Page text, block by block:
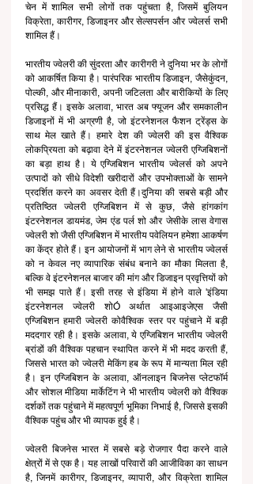
चेन में शामिल सभी लोगों तक पहुंचता है, जिसमें बुलियन
विक्रेता, कारीगर, डिजाइनर और सेल्सपर्सन और ज्वेलर्स सभी
शामिल हैं।
भारतीय ज्वेलरी की सुंदरता और कारीगरी ने दुनिया भर के लोगों
को आकर्षित किया है। पारंपरिक भारतीय डिजाइन, जैसेकुंदन,
पोल्की, और मीनाकारी, अपनी जटिलता और बारीकियों के लिए
प्रसिद्ध हैं। इसके अलावा, भारत अब फ्यूजन और समकालीन
डिजाइनों में भी अग्रणी है, जो इंटरनेशनल फैशन ट्रेंड्स के
साथ मेल खाते हैं। हमारे देश की ज्वेलरी की इस वैश्विक
लोकप्रियता को बढ़ावा देने में इंटरनेशनल ज्वेलरी एग्जिबिशनों
का बड़ा हाथ है। ये एग्जिबिशन भारतीय ज्वेलर्स को अपने
उत्पादों को सीधे विदेशी खरीदारों और उपभोक्ताओं के सामने
प्रदर्शित करने का अवसर देती हैं।दुनिया की सबसे बड़ी और
प्रतिष्ठित ज्वेलरी एग्जिबिशन में से कुछ, जैसे हांगकांग
इंटरनेशनल डायमंड, जेम एंड पर्ल शो और जेसीके लास वेगास
ज्वेलरी शो जैसी एग्जिबिशन में भारतीय पवेलियन हमेशा आकर्षण
का केंद्र होते हैं। इन आयोजनों में भाग लेने से भारतीय ज्वेलर्स
को न केवल नए व्यापारिक संबंध बनाने का मौका मिलता है,
बल्कि वे इंटरनेशनल बाजार की मांग और डिजाइन प्रवृत्तियों को
भी समझ पाते हैं। इसी तरह से इंडिया में होने वाले 'इंडिया
इंटरनेशनल ज्वेलरी शोÓ अर्थात आइआइजेएस जैसी
एग्जिबिशन हमारी ज्वेलरी कोवैश्विक स्तर पर पहुंचाने में बड़ी
मददगार रही है। इसके अलावा, ये एग्जिबिशन भारतीय ज्वेलरी
ब्रांडों की वैश्विक पहचान स्थापित करने में भी मदद करती हैं,
जिससे भारत को ज्वेलरी मेकिंग हब के रूप में मान्यता मिल रही
है। इन एग्जिबिशन के अलावा, ऑनलाइन बिजनेस प्लेटफॉर्म
और सोशल मीडिया मार्केटिंग ने भी भारतीय ज्वेलरी को वैश्विक
दर्शकों तक पहुंचाने में महत्वपूर्ण भूमिका निभाई है, जिससे इसकी
वैश्विक पहुंच और भी व्यापक हुई है।
ज्वेलरी बिजनेस भारत में सबसे बड़े रोजगार पैदा करने वाले
क्षेत्रों में से एक है। यह लाखों परिवारों की आजीविका का साधन
है, जिनमें कारीगर, डिजाइनर, व्यापारी, और विक्रेता शामिल